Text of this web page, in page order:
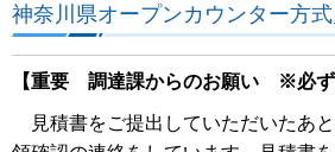
神奈川県オープンカウンター方
【重要 調達課からのお願い ※必ず
見積書をご提出していただいたあ